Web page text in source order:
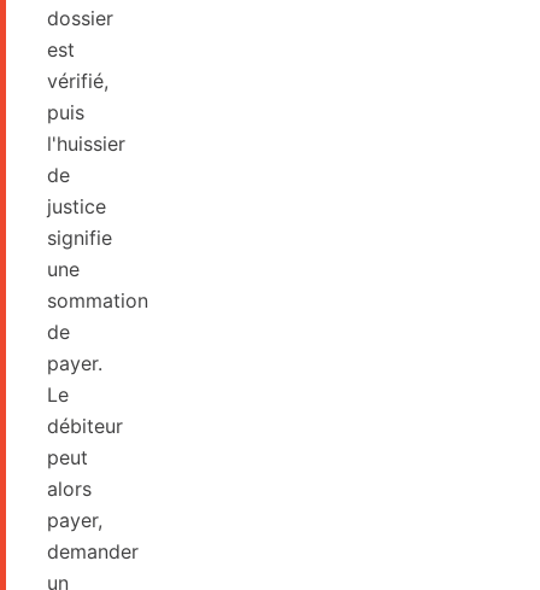
dossier
est
vérifié,
puis
l'huissier
de
justice
signifie
une
sommation
de
payer.
Le
débiteur
peut
alors
payer,
demander
un